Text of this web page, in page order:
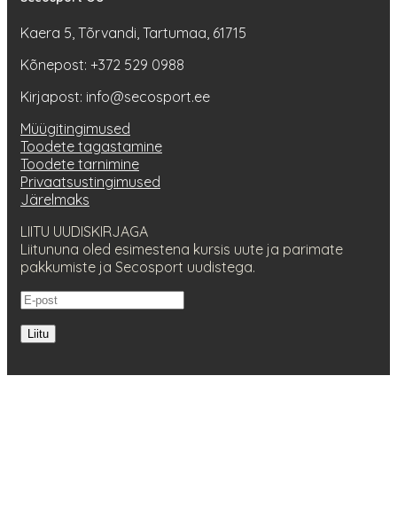
Kaera 5, Tõrvandi, Tartumaa, 61715
Kõnepost: +372 529 0988
Kirjapost: info@secosport.ee
Müügitingimused
Toodete tagastamine
Toodete tarnimine
Privaatsustingimused
Järelmaks
LIITU UUDISKIRJAGA
Liitununa oled esimestena kursis uute ja parimate
pakkumiste ja Secosport uudistega.
Liitu